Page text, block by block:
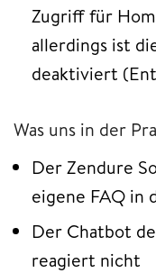
Zugriff für
allerdings ist
deaktiviert
Was uns in der
Der Zendure
eigene FAQ in
Der Chatbot
reagiert nicht